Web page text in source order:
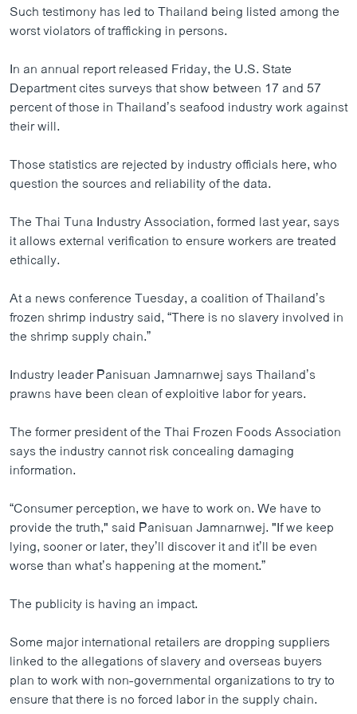
Such testimony has led to Thailand being listed among the
worst violators of trafficking in persons.
In an annual report released Friday, the U.S. State
Department cites surveys that show between 17 and 57
percent of those in Thailand’s seafood industry work against
their will.
Those statistics are rejected by industry officials here, who
question the sources and reliability of the data.
The Thai Tuna Industry Association, formed last year, says
it allows external verification to ensure workers are treated
ethically.
At a news conference Tuesday, a coalition of Thailand’s
frozen shrimp industry said, “There is no slavery involved in
the shrimp supply chain.”
Industry leader Panisuan Jamnarnwej says Thailand’s
prawns have been clean of exploitive labor for years.
The former president of the Thai Frozen Foods Association
says the industry cannot risk concealing damaging
information.
“Consumer perception, we have to work on. We have to
provide the truth," said Panisuan Jamnarnwej. "If we keep
lying, sooner or later, they’ll discover it and it’ll be even
worse than what’s happening at the moment.”
The publicity is having an impact.
Some major international retailers are dropping suppliers
linked to the allegations of slavery and overseas buyers
plan to work with non-governmental organizations to try to
ensure that there is no forced labor in the supply chain.